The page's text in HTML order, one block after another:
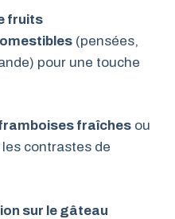
fruits
(pensées,
pour une touche
fraîches ou
contrastes de
sur le gâteau